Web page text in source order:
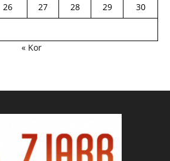
26 27 28 29
30
« Kor